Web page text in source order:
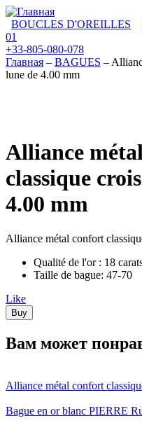
Перейти к основному
BOUCLES D'OREILLES
01
+33-805-080-078
Вы здесь
Главная – BAGUES –
lune de 4.00 mm
Alliance
classique
4.00 mm
Alliance métal confort
Qualité de l'or : 18
Taille de bague: 47-70
Like
Вам может
Alliance métal confort
Bague en or blanc PIERRE